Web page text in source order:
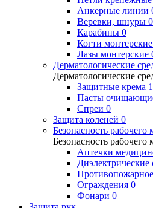
Анкерные линии
Веревки, шнуры 0
Карабины 0
Когти монтерские
Лазы монтерские
Дерматологические
Дерматологические
Защитные крема 1
Пасты
Спреи 0
Защита коленей 0
Безопасность рабочего
Безопасность рабочего
Аптечки
Диэлектрические
Ограждения 0
Фонари 0